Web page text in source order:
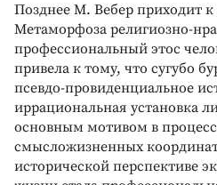
Позднее М. Вебер приходит
Метаморфоза религиозно-
профессиональный этос
привела к тому, что сугубо
псевдо-провиденциальное
иррациональная установка
основным мотивом в
смысложизненных
исторической перспективе